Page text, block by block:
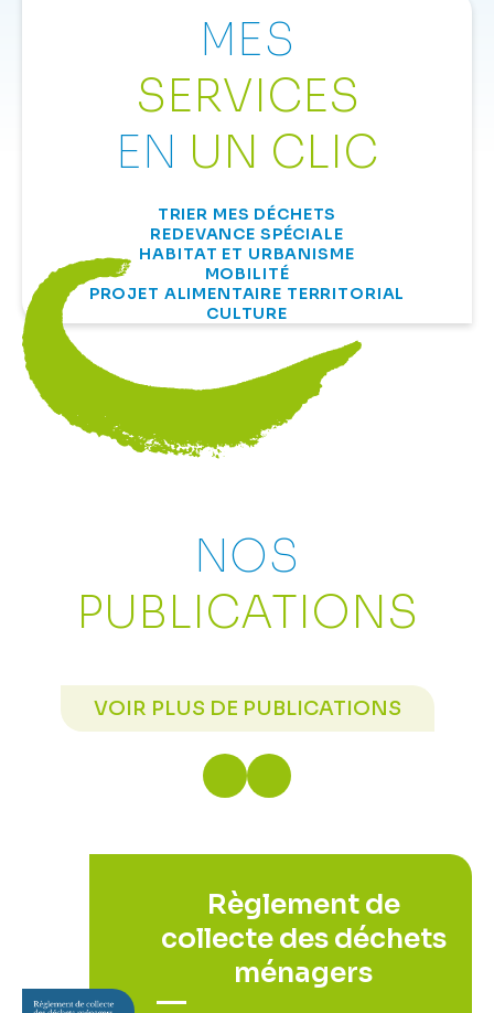
MES
SERVICES
EN UN CLIC
TRIER MES DÉCHETS
REDEVANCE SPÉCIALE
HABITAT ET URBANISME
MOBILITÉ
PROJET ALIMENTAIRE TERRITORIAL
CULTURE
NOS
PUBLICATIONS
VOIR PLUS DE PUBLICATIONS
Règlement de
collecte des déchets
ménagers